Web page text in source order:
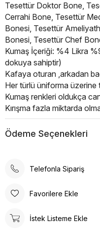
Tesettür Doktor Bone,
Cerrahi Bone, Tesettür
Bonesi, Tesettür
Bonesi, Tesettür Chef
Kumaş İçeriği: %4 Likra
dokuya sahiptir)
Kafaya oturan ,arkadan
Her türlü üniforma üzerine
Kumaş renkleri oldukça
Kırışma fazla miktarda
Nefes alan bir yapıya
Ürün yaz kış kullanılır.
Estetik tasarım ve
profesyonellerinin
üretilmiştir. Kafaya oturan
özelliğine sahiptir.
Ödeme Seçenekleri
Telefonla Sipariş
Favorilere Ekle
İstek Listeme Ekle